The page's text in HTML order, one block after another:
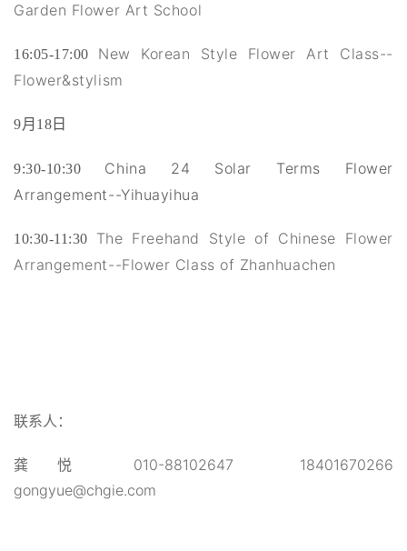
Garden Flower Art School
16:05-17:00 New Korean Style Flower Art Class--
Flower&stylism
9月18日
9:30-10:30 China 24 Solar Terms Flower
Arrangement--Yihuayihua
10:30-11:30 The Freehand Style of Chinese Flower
Arrangement--Flower Class of Zhanhuachen
联系人：
龚悦 010-88102647 18401670266
gongyue@chgie.com